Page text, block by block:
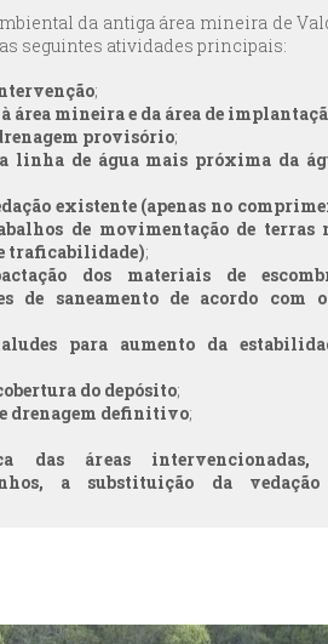
da antiga área mineira de
seguintes atividades principais:
;
área mineira e da área de
provisório;
linha de água mais próxima da
existente (apenas no
de movimentação de terras
traficabilidade);
dos materiais de
de saneamento de acordo com
para aumento da
do depósito;
drenagem definitivo;
das áreas
a substituição da